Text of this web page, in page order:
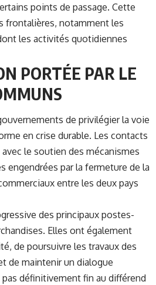
points de passage. Cette
frontalières, notamment les
les activités quotidiennes
PORTÉE PAR LE
de privilégier la voie
en crise durable. Les contacts
le soutien des mécanismes
par la fermeture de la
entre les deux pays
des principaux postes-
Elles ont également
de poursuivre les travaux des
de maintenir un dialogue
définitivement fin au différend